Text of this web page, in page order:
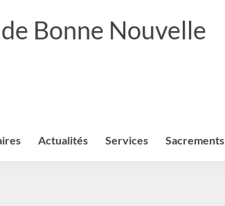
Bonne Nouvelle
Actualités Services Sacrements